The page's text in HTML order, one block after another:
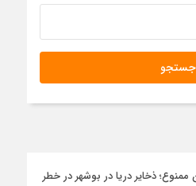
ذخایر دریا در بوشهر در خطر